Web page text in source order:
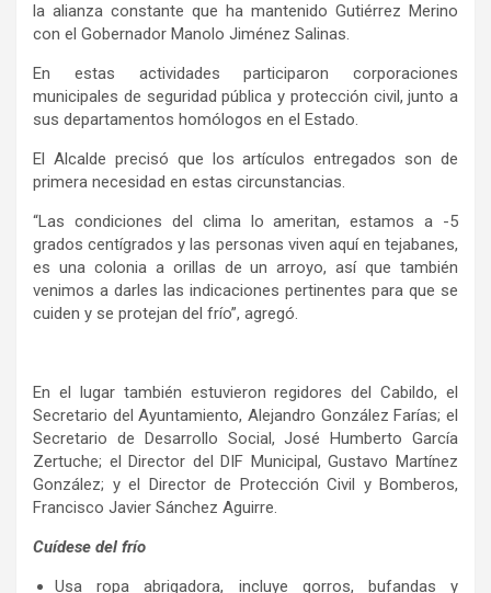
la alianza constante que ha mantenido Gutiérrez Merino
con el Gobernador Manolo Jiménez Salinas.
En estas actividades participaron corporaciones
municipales de seguridad pública y protección civil, junto a
sus departamentos homólogos en el Estado.
El Alcalde precisó que los artículos entregados son de
primera necesidad en estas circunstancias.
“Las condiciones del clima lo ameritan, estamos a -5
grados centígrados y las personas viven aquí en tejabanes,
es una colonia a orillas de un arroyo, así que también
venimos a darles las indicaciones pertinentes para que se
cuiden y se protejan del frío”, agregó.
En el lugar también estuvieron regidores del Cabildo, el
Secretario del Ayuntamiento, Alejandro González Farías; el
Secretario de Desarrollo Social, José Humberto García
Zertuche; el Director del DIF Municipal, Gustavo Martínez
González; y el Director de Protección Civil y Bomberos,
Francisco Javier Sánchez Aguirre.
Cuídese del frío
Usa ropa abrigadora, incluye gorros, bufandas y